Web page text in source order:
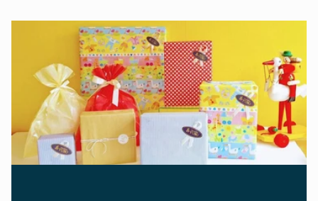
の
を
減
ら
す
の
数
量
を
増
や